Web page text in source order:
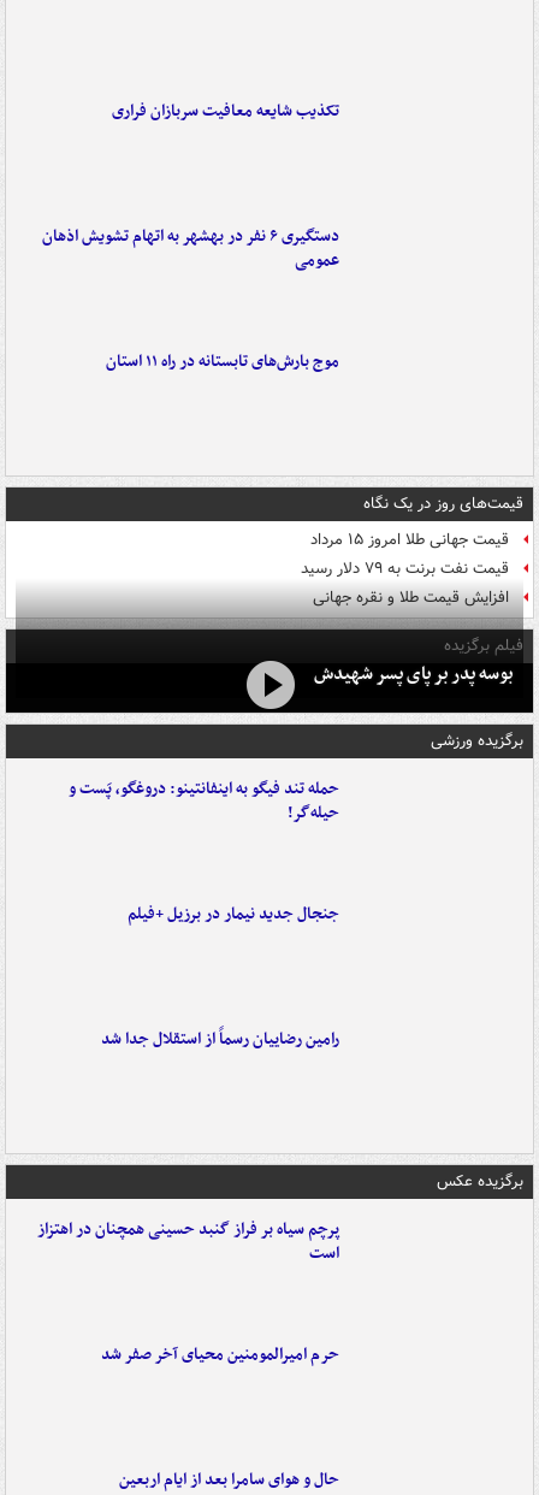
تکذیب شایعه معافیت سربازان فراری
دستگیری ۶ نفر در بهشهر به اتهام تشویش اذهان
عمومی
موج بارش‌های تابستانه در راه ۱۱ استان
قیمت‌های روز در یک نگاه
قیمت جهانی طلا امروز ۱۵ مرداد
قیمت نفت برنت به ۷۹ دلار رسید
افزایش قیمت طلا و نقره جهانی
فیلم برگزیده
بوسه‌ پدر بر پای پسر شهیدش
برگزیده ورزشی
حمله تند فیگو به اینفانتینو: دروغگو، پَست‌ و
حیله‌گر!
جنجال جدید نیمار در برزیل +فیلم
رامین رضاییان رسماً از استقلال جدا شد
برگزیده عکس
پرچم سیاه بر فراز گنبد حسینی همچنان در اهتزاز
است
حرم امیرالمومنین محیای آخر صفر شد
حال و هوای سامرا بعد از ایام اربعین